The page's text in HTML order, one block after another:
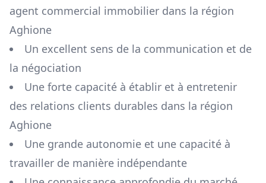
agent commercial immobilier dans la région
Aghione
Un excellent sens de la communication et de
la négociation
Une forte capacité à établir et à entretenir
des relations clients durables dans la région
Aghione
Une grande autonomie et une capacité à
travailler de manière indépendante